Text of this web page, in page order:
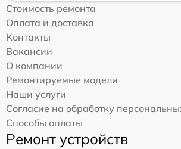
Стоимость ремонта
Оплата и доставка
Контакты
Вакансии
О компании
Ремонтируемые модели
Наши услуги
Согласие на обработку
Способы оплаты
Ремонт устройств